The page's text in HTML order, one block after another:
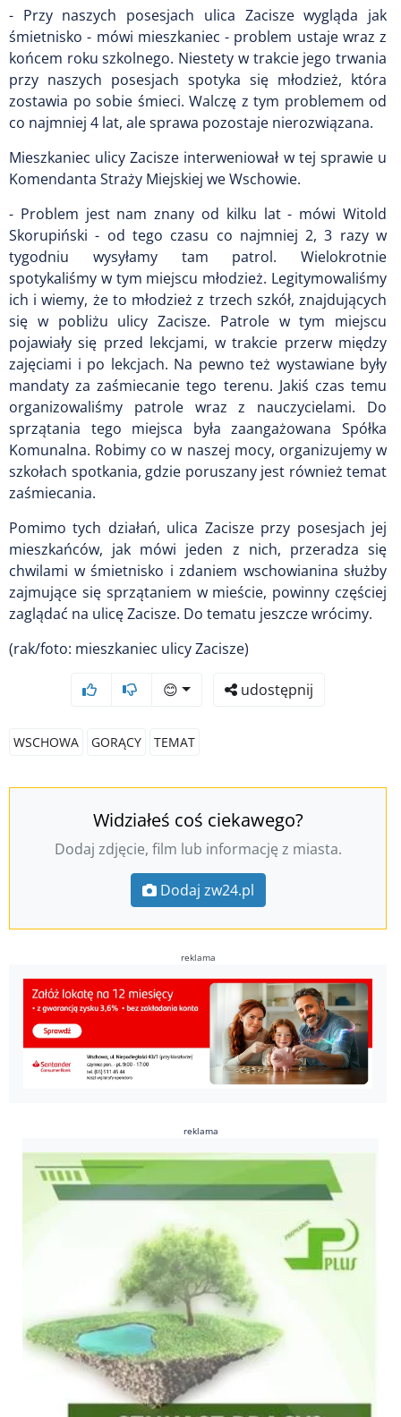
- Przy naszych posesjach ulica Zacisze wygląda jak
śmietnisko - mówi mieszkaniec - problem ustaje wraz z
końcem roku szkolnego. Niestety w trakcie jego trwania
przy naszych posesjach spotyka się młodzież, która
zostawia po sobie śmieci. Walczę z tym problemem od
co najmniej 4 lat, ale sprawa pozostaje nierozwiązana.
Mieszkaniec ulicy Zacisze interweniował w tej sprawie u
Komendanta Straży Miejskiej we Wschowie.
- Problem jest nam znany od kilku lat - mówi Witold
Skorupiński - od tego czasu co najmniej 2, 3 razy w
tygodniu wysyłamy tam patrol. Wielokrotnie
spotykaliśmy w tym miejscu młodzież. Legitymowaliśmy
ich i wiemy, że to młodzież z trzech szkół, znajdujących
się w pobliżu ulicy Zacisze. Patrole w tym miejscu
pojawiały się przed lekcjami, w trakcie przerw między
zajęciami i po lekcjach. Na pewno też wystawiane były
mandaty za zaśmiecanie tego terenu. Jakiś czas temu
organizowaliśmy patrole wraz z nauczycielami. Do
sprzątania tego miejsca była zaangażowana Spółka
Komunalna. Robimy co w naszej mocy, organizujemy w
szkołach spotkania, gdzie poruszany jest również temat
zaśmiecania.
Pomimo tych działań, ulica Zacisze przy posesjach jej
mieszkańców, jak mówi jeden z nich, przeradza się
chwilami w śmietnisko i zdaniem wschowianina służby
zajmujące się sprzątaniem w mieście, powinny częściej
zaglądać na ulicę Zacisze. Do tematu jeszcze wrócimy.
(rak/foto: mieszkaniec ulicy Zacisze)
😊 udostępnij
WSCHOWA GORĄCY TEMAT
Widziałeś coś ciekawego?
Dodaj zdjęcie, film lub informację z miasta.
Dodaj zw24.pl
reklama
reklama